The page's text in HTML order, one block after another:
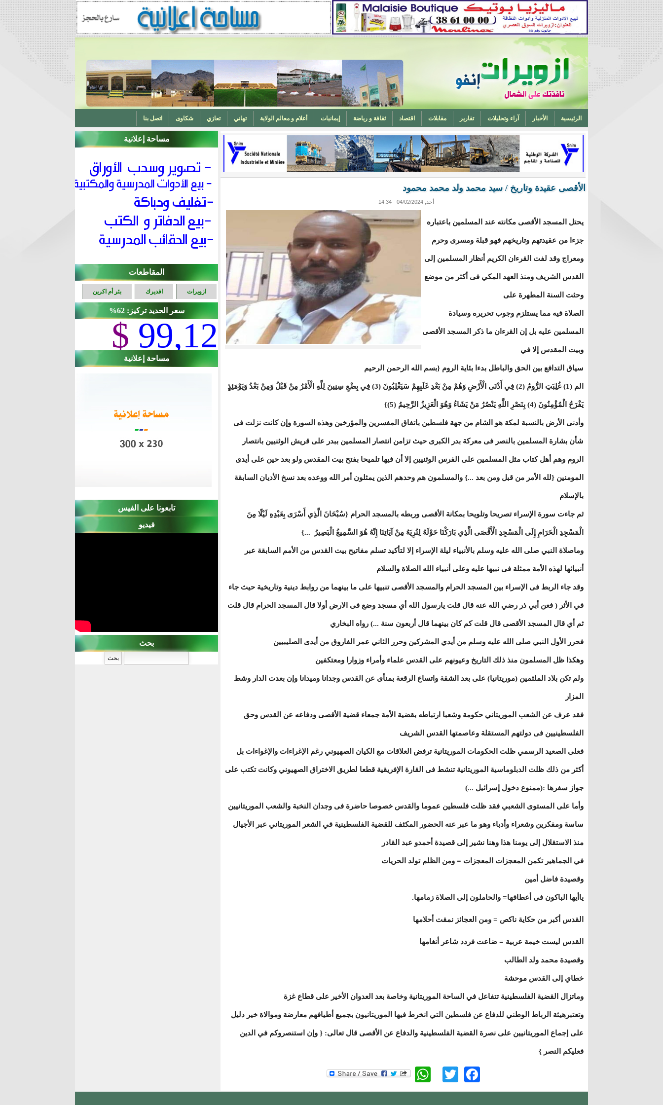
الرئيسية الأخبار آراء وتحليلات تقارير مقابلات اقتصاد ثقافة و رياضة إيمانيات أعلام و معالم الولاية تهاني تعازي شكاوى اتصل بنا
تخرج أحد ابناء ازويرات مهندسا في الهندسة الميكانيكية من المغرب (تهنئة) ه وزارة الشؤون الإسلامية تدعو لتوحيد خطبة الجمعة حول الحرابة مساحة إعلانية
المقاطعات
ازويرات افديرك بئر أم اكرين
سعر الحديد تركيز: 62%
99,12
$
مساحة إعلانية
تابعونا على الفيس
فيديو
بحث
الأقصى عقيدة وتاريخ / سيد محمد ولد محمد محمود
أحد, 04/02/2024 - 14:34
يحتل المسجد الأقصى مكانته عند المسلمين باعتباره
جزءا من عقيدتهم وتاريخهم فهو قبلة ومسرى وحرم
ومعراج وقد لفت القرءان الكريم أنظار المسلمين إلى
القدس الشريف ومنذ العهد المكي فى أكثر من موضع
وحثت السنة المطهرة على
الصلاة فيه مما يستلزم وجوب تحريره وسيادة
المسلمين عليه بل إن القرءان ما ذكر المسجد الأقصى
وبيت المقدس إلا في
سياق التدافع بين الحق والباطل بدءا بئاية الروم {بسم الله الرحمن الرحيم
الم (1) غُلِبَتِ الرُّومُ (2) فِي أَدْنَى الْأَرْضِ وَهُمْ مِنْ بَعْدِ غَلَبِهِمْ سَيَغْلِبُونَ (3) فِي بِضْعِ سِنِينَ لِلَّهِ الْأَمْرُ مِنْ قَبْلُ وَمِنْ بَعْدُ وَيَوْمَئِذٍ
يَفْرَحُ الْمُؤْمِنُونَ (4) بِنَصْرِ اللَّهِ يَنْصُرُ مَنْ يَشَاءُ وَهُوَ الْعَزِيزُ الرَّحِيمُ (5)}
وأدنى الأرض بالنسبة لمكة هو الشام من جهة فلسطين باتفاق المفسرين والمؤرخين وهذه السورة وإن كانت نزلت فى
شأن بشارة المسلمين بالنصر فى معركة بدر الكبرى حيث تزامن انتصار المسلمين ببدر على قريش الوثنيين بانتصار
الروم وهم أهل كتاب مثل المسلمين على الفرس الوثنيين إلا أن فيها تلميحا بفتح بيت المقدس ولو بعد حين على أيدى
المومنين {لله الأمر من قبل ومن بعد ...} والمسلمون هم وحدهم الذين يمثلون أمر الله ووعده بعد نسخ الأديان السابقة
بالإسلام
ثم جاءت سورة الإسراء تصريحا وتلويحا بمكانة الأقصى وربطه بالمسجد الحرام {سُبْحَانَ الَّذِي أَسْرَى بِعَبْدِهِ لَيْلًا مِنَ
الْمَسْجِدِ الْحَرَامِ إِلَى الْمَسْجِدِ الْأَقْصَى الَّذِي بَارَكْنَا حَوْلَهُ لِنُرِيَهُ مِنْ آيَاتِنَا إِنَّهُ هُوَ السَّمِيعُ الْبَصِيرُ ...}
وماصلاة النبي صلى الله عليه وسلم بالأنبياء ليلة الإسراء إلا لتأكيد تسلم مفاتيح بيت القدس من الأمم السابقة عبر
أنبيائها لهذه الأمة ممثلة فى نبيها عليه وعلى أنبياء الله الصلاة والسلام
وقد جاء الربط فى الإسراء بين المسجد الحرام والمسجد الأقصى تنبيها على ما بينهما من روابط دينية وتاريخية حيث جاء
في الأثر ( فعن أبي ذر رضي الله عنه قال قلت يارسول الله أي مسجد وضع فى الارض أولا قال المسجد الحرام قال قلت
ثم أي قال المسجد الأقصى قال قلت كم كان بينهما قال أربعون سنة ...) رواه البخاري
فحرر الأول النبي صلى الله عليه وسلم من أيدي المشركين وحرر الثاني عمر الفاروق من أيدى الصليبيين
وهكذا ظل المسلمون منذ ذلك التاريخ وعيونهم على القدس علماء وأمراء وزوارا ومعتكفين
ولم تكن بلاد الملثمين (موريتانيا) على بعد الشقة واتساع الرقعة بمنأى عن القدس وجدانا وميدانا وإن بعدت الدار وشط
المزار
فقد عرف عن الشعب الموريتاني حكومة وشعبا ارتباطه بقضية الأمة جمعاء قضية الأقصى ودفاعه عن القدس وحق
الفلسطينيين فى دولتهم المستقلة وعاصمتها القدس الشريف
فعلى الصعيد الرسمي ظلت الحكومات الموريتانية ترفض العلاقات مع الكيان الصهيوني رغم الإغراءات والإغواءات بل
أكثر من ذلك ظلت الدبلوماسية الموريتانية تنشط فى القارة الإفريقية قطعا لطريق الاختراق الصهيوني وكانت تكتب على
جواز سفرها :(ممنوع دخول إسرائيل ...)
وأما على المستوى الشعبي فقد ظلت فلسطين عموما والقدس خصوصا حاضرة فى وجدان النخبة والشعب الموريتانيين
ساسة ومفكرين وشعراء وأدباء وهو ما عبر عنه الحضور المكثف للقضية الفلسطينية في الشعر الموريتاني عبر الأجيال
منذ الاستقلال إلى يومنا هذا وهنا نشير إلى قصيدة أحمدو عبد القادر
في الجماهير تكمن المعجزات المعجزات = ومن الظلم تولد الحريات
وقصيدة فاضل أمين
ياأيها الباكون فى أعطافها= والحاملون إلى الصلاة زمامها.
القدس أكبر من حكاية ناكص = ومن العجائز نمقت أحلامها
القدس ليست خيمة عربية = ضاعت فردد شاعر أنغامها
وقصيدة محمد ولد الطالب
خطاي إلى القدس موحشة
وماتزال القضية الفلسطينية تتفاعل في الساحة الموريتانية وخاصة بعد العدوان الأخير على قطاع غزة
وتعتبرهيئة الرباط الوطني للدفاع عن فلسطين التي انخرط فيها الموريتانيون بجميع أطيافهم معارضة وموالاة خير دليل
على إجماع الموريتانيين على نصرة القضية الفلسطينية والدفاع عن الأقصى قال تعالى: { وإن استنصروكم في الدين
فعليكم النصر }
Facebook
Twitter
WhatsApp